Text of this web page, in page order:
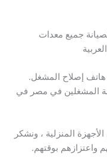
جميع معدات
إصلاح المشغل.
المشغلين في مصر في
المنزلية ، ونشكر
واعتزازهم بوقتهم.